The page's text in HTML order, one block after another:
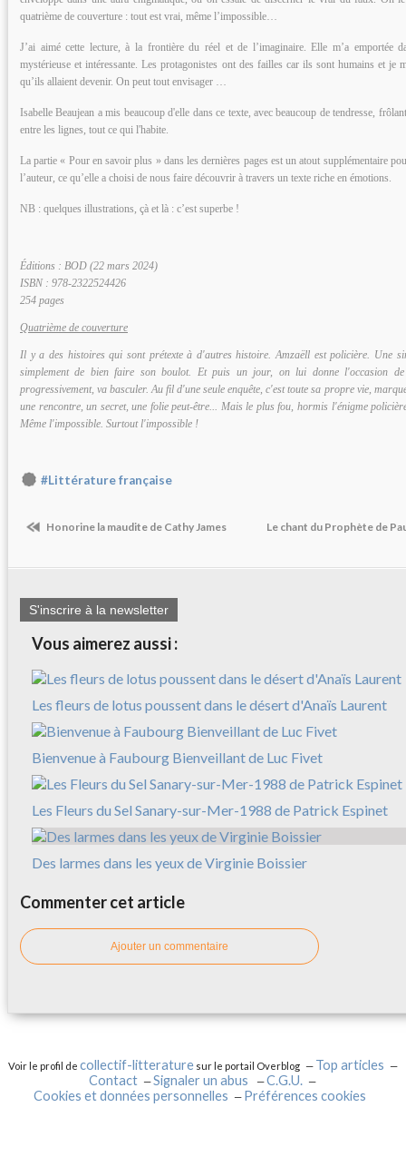
quatrième de couverture : tout est vrai, même l’impossible…
J’ai aimé cette lecture, à la frontière du réel et de l’imaginaire. Elle m’a emportée
mystérieuse et intéressante. Les protagonistes ont des failles car ils sont humains et je
qu’ils allaient devenir. On peut tout envisager …
Isabelle Beaujean a mis beaucoup d'elle dans ce texte, avec beaucoup de tendresse,
entre les lignes, tout ce qui l'habite.
La partie « Pour en savoir plus » dans les dernières pages est un atout supplémentaire
l’auteur, ce qu’elle a choisi de nous faire découvrir à travers un texte riche en émotions.
NB : quelques illustrations, çà et là : c’est superbe !
Éditions : BOD (22 mars 2024)
ISBN : 978-2322524426
254 pages
Quatrième de couverture
Il y a des histoires qui sont prétexte à d'autres histoire. Amzaëll est policière. Une
simplement de bien faire son boulot. Et puis un jour, on lui donne l'occasion
progressivement, va basculer. Au fil d'une seule enquête, c'est toute sa propre vie,
une rencontre, un secret, une folie peut-être... Mais le plus fou, hormis l'énigme
Même l'impossible. Surtout l'impossible !
#Littérature française
Honorine la maudite de Cathy James Le chant du Prophète de
S'inscrire à la newsletter
Vous aimerez aussi :
Les fleurs de lotus poussent dans le désert d'Anaïs Laurent
Bienvenue à Faubourg Bienveillant de Luc Fivet
Les Fleurs du Sel Sanary-sur-Mer-1988 de Patrick Espinet
Des larmes dans les yeux de Virginie Boissier
Commenter cet article
Ajouter un commentaire
Voir le profil de collectif-litterature sur le portail Overblog
Top articles
Contact
Signaler un abus
C.G.U.
Cookies et données personnelles
Préférences cookies